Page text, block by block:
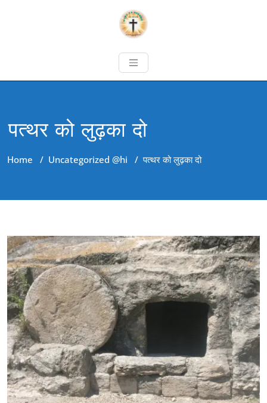
पत्थर को लुढ़का दो
Home / Uncategorized @hi /पत्थर को लुढ़का दो